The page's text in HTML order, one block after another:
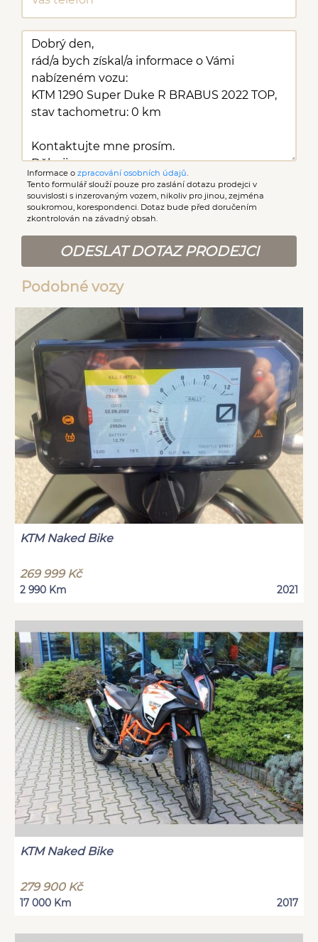
Informace o zpracování osobních údajů
Tento formulář slouží pouze pro zaslání dotazu prodejci v
souvislosti s inzerovaným vozem, nikoliv pro jinou, zejména
soukromou, korespondenci. Dotaz bude před doručením
zkontrolován na závadný obsah.
ODESLAT DOTAZ PRODEJCI
Podobné vozy
KTM Naked Bike
269 999 Kč
2 990 Km 2021
KTM Naked Bike
279 900 Kč
17 000 Km 2017